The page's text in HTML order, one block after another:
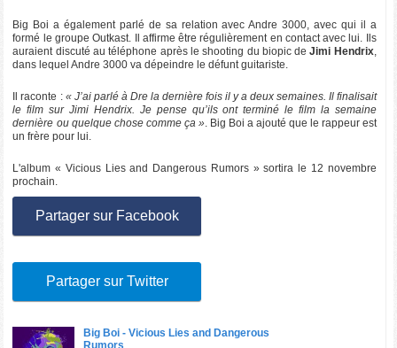
Big Boi a également parlé de sa relation avec Andre 3000, avec qui il a
formé le groupe Outkast. Il affirme être régulièrement en contact avec lui. Ils
auraient discuté au téléphone après le shooting du biopic de Jimi Hendrix,
dans lequel Andre 3000 va dépeindre le défunt guitariste.
Il raconte : « J’ai parlé à Dre la dernière fois il y a deux semaines. Il finalisait
le film sur Jimi Hendrix. Je pense qu’ils ont terminé le film la semaine
dernière ou quelque chose comme ça ». Big Boi a ajouté que le rappeur est
un frère pour lui.
L'album « Vicious Lies and Dangerous Rumors » sortira le 12 novembre
prochain.
Partager sur Facebook
Partager sur Twitter
Big Boi - Vicious Lies and Dangerous
Rumors